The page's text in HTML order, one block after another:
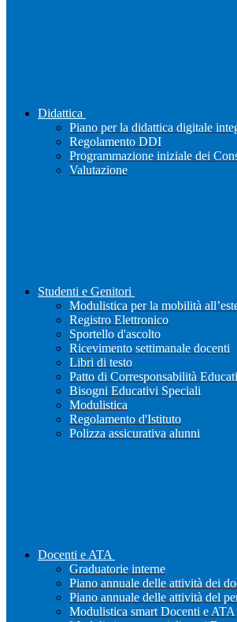
Didattica
Piano per la didattica digitale
Regolamento DDI
Programmazione iniziale dei
Valutazione
Studenti e Genitori
Modulistica per la mobilità
Registro Elettronico
Sportello d'ascolto
Ricevimento settimanale docenti
Libri di testo
Patto di Corresponsabilità
Bisogni Educativi Speciali
Modulistica
Regolamento d'Istituto
Polizza assicurativa alunni
Docenti e ATA
Graduatorie interne
Piano annuale delle attività dei
Piano annuale delle attività del
Modulistica smart Docenti e ATA